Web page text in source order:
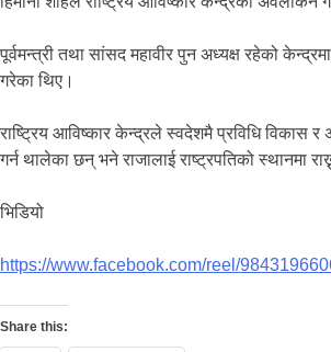
पूर्वमन्त्री तथा सांसद महावीर पुन अध्यक्ष रहेको
गरेका थिए।
राष्ट्रिय आविष्कार केन्द्रले स्वदेशमै प्रविधि विकास
गर्न थालेका छन् भने राजालाई राष्‍ट्रपतिको स्थानमा
भिडियो
https://www.facebook.com/reel/
Share this: